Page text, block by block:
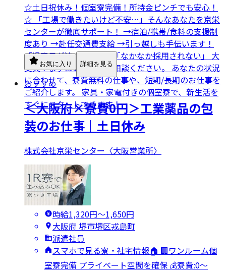
☆土日祝休み！個室寮完備！所持金ピンチでも安心！
☆ 「工場で働きたいけど不安…」そんなあなたを京栄
センターが徹底サポート！ →宿泊/携帯/食料の支援制
度あり →赴任交通費支給 →引っ越しも手伝います！
「退寮日が迫っている」「なかなか採用されない」 大
丈夫！まずはお気軽にご相談ください。 あなたの状況
に合わせて、寮費無料の仕事や、短期/長期のお仕事を
ご紹介します。 家具・家電付きの個室寮で、新生活を
すぐにスタートできます！
お気に入り 詳細を見る
おすすめ
＜大阪府×寮費0円＞工業薬品の包
装のお仕事｜土日休み
株式会社京栄センター〈大阪営業所〉
時給1,320円〜1,650円
大阪府 堺市堺区戎島町
派遣社員
スマホで見る寮・社宅情報🏠 🏢ワンルーム個
室寮完備 プライベート空間を確保 💰寮費:0～